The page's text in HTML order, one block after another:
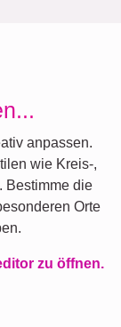
anpassen.
wie Kreis-,
Bestimme die
Orte
zu öffnen.